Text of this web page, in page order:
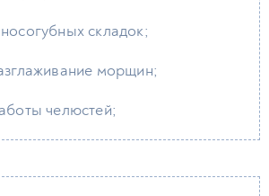
складок;
морщин;
челюстей;